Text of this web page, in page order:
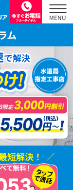
ム
で解決
短解決！